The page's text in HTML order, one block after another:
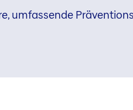
umfassende